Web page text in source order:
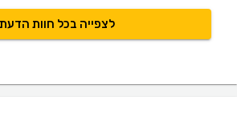
לצפייה בכל חוות הדעת